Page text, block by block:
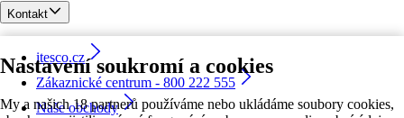
Nastavení soukromí a cookies
My a našich 18 partnerů používáme nebo ukládáme soubory cookies,
Kontakt
itesco.cz
Zákaznické centrum - 800 222 555
Naše obchody